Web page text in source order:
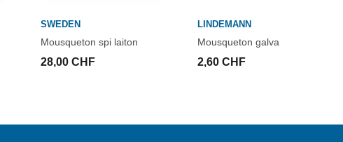
SWEDEN
Mousqueton spi laiton
28,00 CHF
LINDEMANN
Mousqueton galva
2,60 CHF